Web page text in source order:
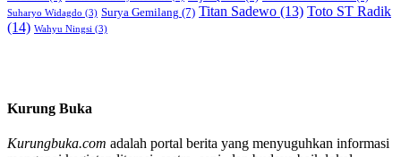
Suharyo Widagdo (3) Surya Gemilang (7) Titan Sadewo (13) Toto ST Radik
(14) Wahyu Ningsi (3)
Kurung Buka
Kurungbuka.com adalah portal berita yang menyuguhkan informasi